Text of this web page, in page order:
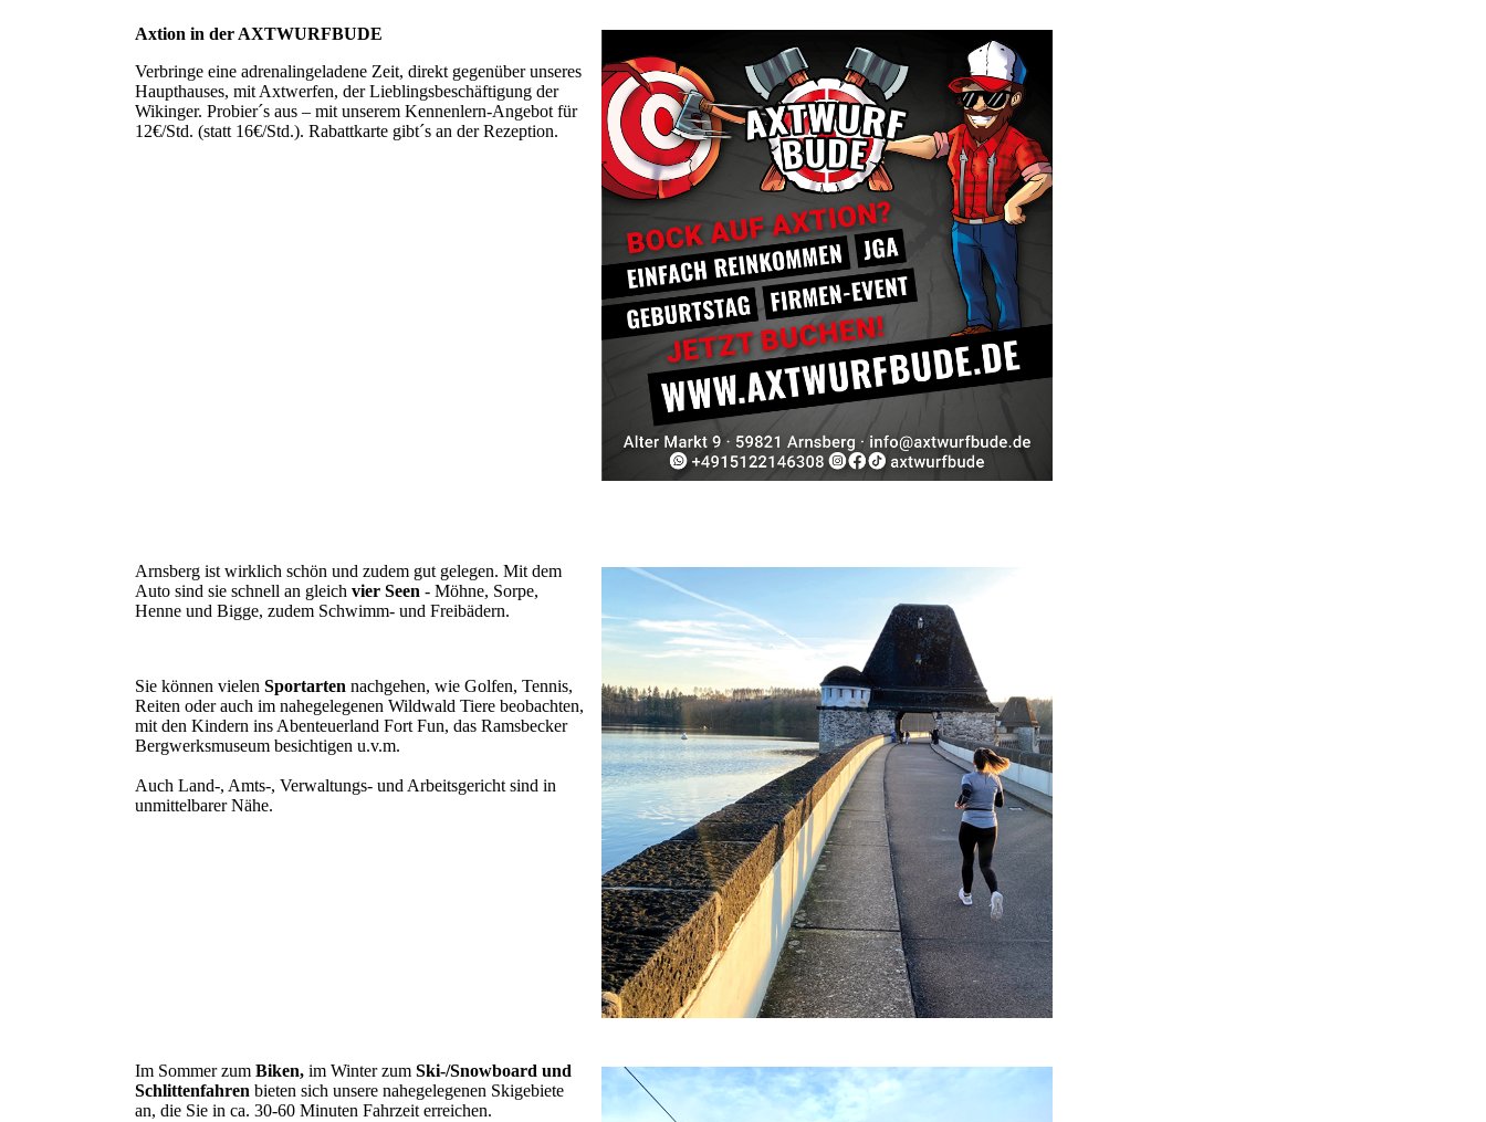
Axtion in der AXTWURFBUDE
Verbringe eine adrenalingeladene Zeit, direkt gegenüber unseres
Haupthauses, mit Axtwerfen, der Lieblingsbeschäftigung der
Wikinger. Probier´s aus – mit unserem Kennenlern-Angebot für
12€/Std. (statt 16€/Std.). Rabattkarte gibt´s an der Rezeption.
Arnsberg ist wirklich schön und zudem gut gelegen. Mit dem
Auto sind sie schnell an gleich vier Seen - Möhne, Sorpe,
Henne und Bigge, zudem Schwimm- und Freibädern.
Sie können vielen Sportarten nachgehen, wie Golfen, Tennis,
Reiten oder auch im nahegelegenen Wildwald Tiere beobachten,
mit den Kindern ins Abenteuerland Fort Fun, das Ramsbecker
Bergwerksmuseum besichtigen u.v.m.
Auch Land-, Amts-, Verwaltungs- und Arbeitsgericht sind in
unmittelbarer Nähe.
Im Sommer zum Biken, im Winter zum Ski-/Snowboard und
Schlittenfahren bieten sich unsere nahegelegenen Skigebiete
an, die Sie in ca. 30-60 Minuten Fahrzeit erreichen.